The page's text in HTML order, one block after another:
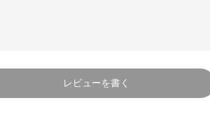
レビューを書く